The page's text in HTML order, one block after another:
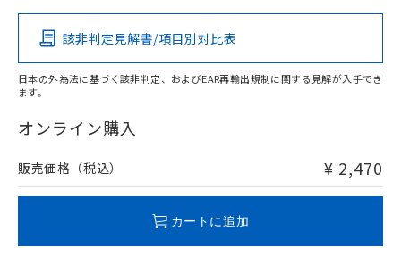
O
在庫等で未対応品が混在する可能性があります。
問い合わせください。
該非判定見解書/項目別対比表
日本の外為法に基づく該非判定、およびEAR再輸出規制に関する見解が入手でき
ます。
オンライン購入
販売価格（税込） ¥ 2,470
カートに追加